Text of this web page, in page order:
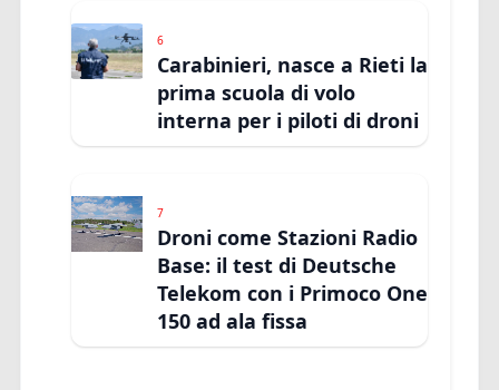
6
Carabinieri, nasce a Rieti la
prima scuola di volo
interna per i piloti di droni
7
Droni come Stazioni Radio
Base: il test di Deutsche
Telekom con i Primoco One
150 ad ala fissa